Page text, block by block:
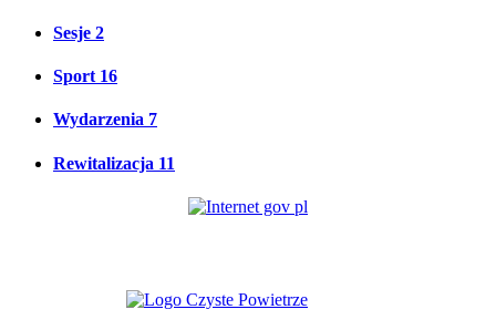
Sesje 2
Sport 16
Wydarzenia 7
Rewitalizacja 11